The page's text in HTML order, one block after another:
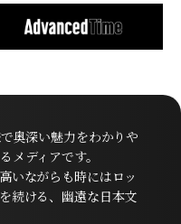
奥深い魅力をわかりや
メディアです。
いながらも時にはロッ
続ける、幽遠な日本文